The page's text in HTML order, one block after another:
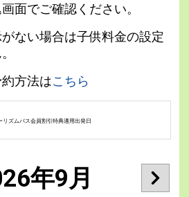
面でご確認ください。
ない場合は子供料金の設定
方法はこちら
リズムパス会員割引特典適用出発日
年9月